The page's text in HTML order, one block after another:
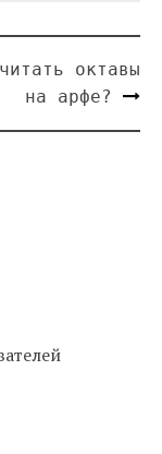
октавы
на арфе?